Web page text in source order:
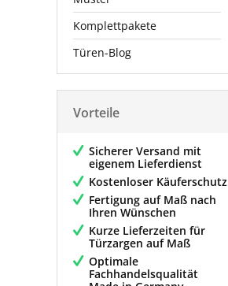
Komplettpakete
Türen-Blog
Vorteile
Sicherer Versand mit
eigenem Lieferdienst
Kostenloser Käuferschutz
Fertigung auf Maß nach
Ihren Wünschen
Kurze Lieferzeiten für
Türzargen auf Maß
Optimale
Fachhandelsqualität